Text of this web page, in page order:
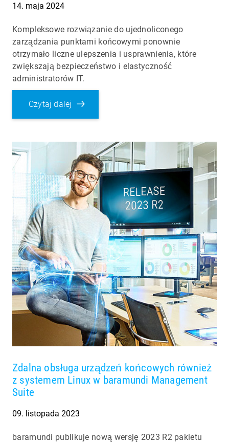
14. maja 2024
Kompleksowe rozwiązanie do ujednoliconego
zarządzania punktami końcowymi ponownie
otrzymało liczne ulepszenia i usprawnienia, które
zwiększają bezpieczeństwo i elastyczność
administratorów IT.
Czytaj dalej
Zdalna obsługa urządzeń końcowych również
z systemem Linux w baramundi Management
Suite
09. listopada 2023
baramundi publikuje nową wersję 2023 R2 pakietu